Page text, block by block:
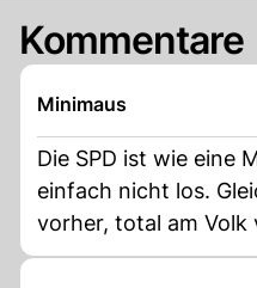
Kommentare
Minimaus
Die SPD ist wie eine
einfach nicht los.
vorher, total am Volk